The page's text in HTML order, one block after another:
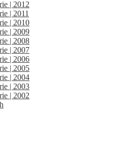
| 2012
| 2011
| 2010
| 2009
| 2008
| 2007
| 2006
| 2005
| 2004
| 2003
| 2002